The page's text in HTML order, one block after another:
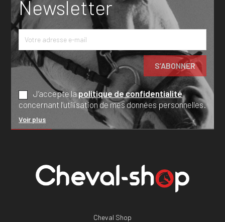
Newsletter
J’accepte lapolitique de confidentialité
concernant l’utilisation de mes données personnelles.
Voir plus
Cheval Shop